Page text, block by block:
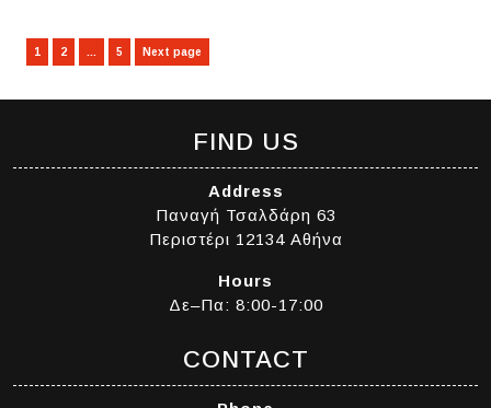
Posts
Page
1 Page
2 … Page
5 Next page
FIND US
Address
Παναγή Τσαλδάρη 63
Περιστέρι 12134 Αθήνα
Hours
Δε–Πα: 8:00-17:00
CONTACT